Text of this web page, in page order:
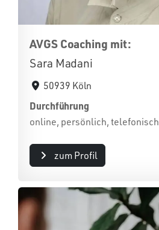
AVGS Coaching mit:
Sara Madani
50939 Köln
Durchführung
online, persönlich, telefonisch
zum Profil